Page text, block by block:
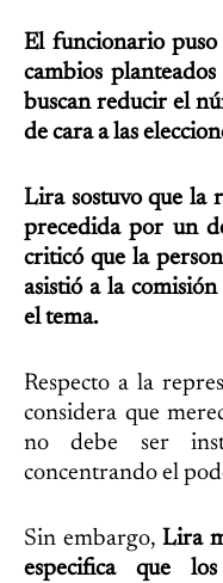
El funcionario
cambios
buscan reducir el
de cara a las
Lira sostuvo que la
precedida por un
criticó que la
asistió a la
el tema.
Respecto a la
considera que
no debe ser
concentrando el
Sin embargo, Lira
especifica que